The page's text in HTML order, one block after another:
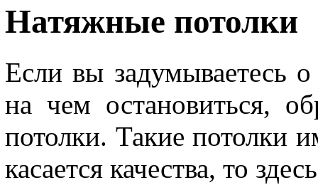
Натяжные потолки
Если вы задумываетесь
на чем остановиться,
потолки. Такие потолки
касается качества, то